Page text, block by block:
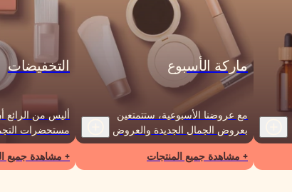
ماركة الأسبوع
مع عروضنا الأسبوعية، ستتمتعين
بعروض الجمال الجديدة والعروض
الترويجية التي لا تقاوم كل أسبوع
من العام!
+ مشاهدة جميع المنتجات
التخفيضات
أليس من الرائع
مستحضرات
لديك بسعر أقل
مرري للعثور
+ مشاهدة جميع